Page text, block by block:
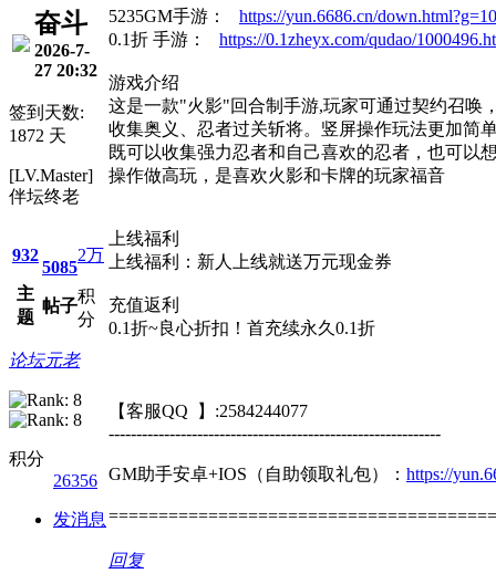
奋斗
2026-7-
27 20:32
签到天数:
1872 天
[LV.Master]
伴坛终老
932
主
题
5085
帖子
2万
积
分
论坛元老
积分
26356
发消息
5235GM手游： https://yun.6686.cn/
0.1折 手游： https://0.1zheyx.com/qudao/
游戏介绍
这是一款"火影"回合制手游,玩家可通过契约召唤
收集奥义、忍者过关斩将。竖屏操作玩法更加简
既可以收集强力忍者和自己喜欢的忍者，也可以
操作做高玩，是喜欢火影和卡牌的玩家福音
上线福利
上线福利：新人上线就送万元现金券
充值返利
0.1折~良心折扣！首充续永久0.1折
【客服QQ 】:2584244077
------------------------------------------------------------
GM助手安卓+IOS（自助领取礼包）： https://
回复